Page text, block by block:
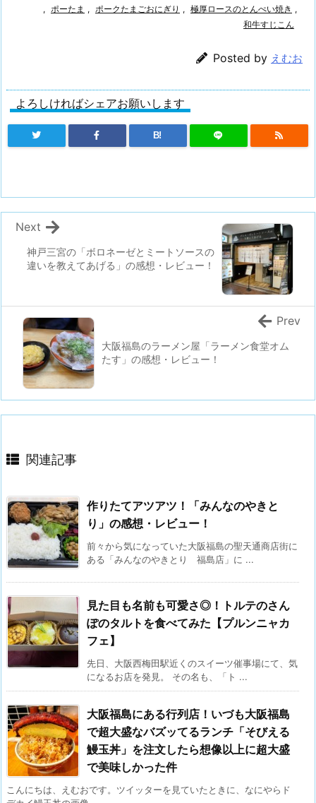
, ポーたま , ポークたまごおにぎり , 極厚ロースのとんぺい焼き ,
和牛すじこん
Posted by えむお
よろしければシェアお願いします
B!
神戸三宮の「ボロネーゼとミートソースの
違いを教えてあげる」の感想・レビュー！
Next
大阪福島のラーメン屋「ラーメン食堂オム
たす」の感想・レビュー！
Prev
関連記事
作りたてアツアツ！「みんなのやきと
り」の感想・レビュー！
前々から気になっていた大阪福島の聖天通商店街に
ある「みんなのやきとり 福島店」に ...
見た目も名前も可愛さ◎！トルテのさん
ぽのタルトを食べてみた【プルンニャカ
フェ】
先日、大阪西梅田駅近くのスイーツ催事場にて、気
になるお店を発見。 その名も、「ト ...
大阪福島にある行列店！いづも大阪福島
で超大盛なバズッてるランチ「そびえる
鰻玉丼」を注文したら想像以上に超大盛
で美味しかった件
こんにちは、えむおです。ツイッターを見ていたときに、なにやらド